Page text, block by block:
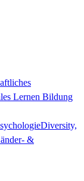
Lernen Bildung
Diversity,
&